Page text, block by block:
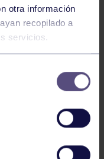
otra información
recopilado a
servicios.
ÉXITOS